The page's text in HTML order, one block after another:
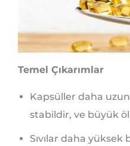
Temel Çıkarımlar
Kapsüller daha
stabildir, ve büyük
Sıvılar daha yüksek